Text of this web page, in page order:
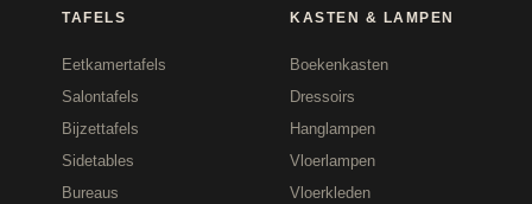
TAFELS
Eetkamertafels
Salontafels
Bijzettafels
Sidetables
Bureaus
KASTEN & LAMPEN
Boekenkasten
Dressoirs
Hanglampen
Vloerlampen
Vloerkleden